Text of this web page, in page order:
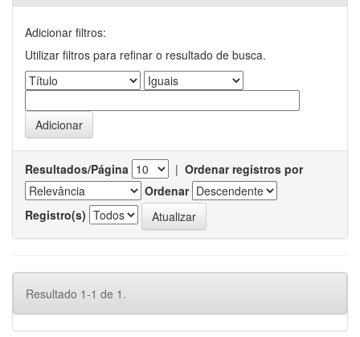
Adicionar filtros:
Utilizar filtros para refinar o resultado de busca.
Resultados/Página | Ordenar registros por
Ordenar
Registro(s)
Resultado 1-1 de 1.